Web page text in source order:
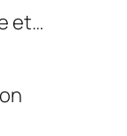
et…